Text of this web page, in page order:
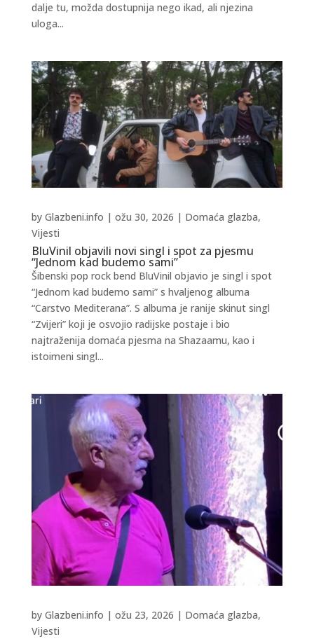
dalje tu, možda dostupnija nego ikad, ali njezina
uloga...
BluVinil objavili novi singl i spot za pjesmu
“Jednom kad budemo sami”
by Glazbeni.info | ožu 30, 2026 | Domaća glazba,
Vijesti
Šibenski pop rock bend BluVinil objavio je singl i spot
“Jednom kad budemo sami” s hvaljenog albuma
“Carstvo Mediterana”. S albuma je ranije skinut singl
“Zvijeri” koji je osvojio radijske postaje i bio
najtraženija domaća pjesma na Shazaamu, kao i
istoimeni singl...
by Glazbeni.info | ožu 23, 2026 | Domaća glazba,
Vijesti